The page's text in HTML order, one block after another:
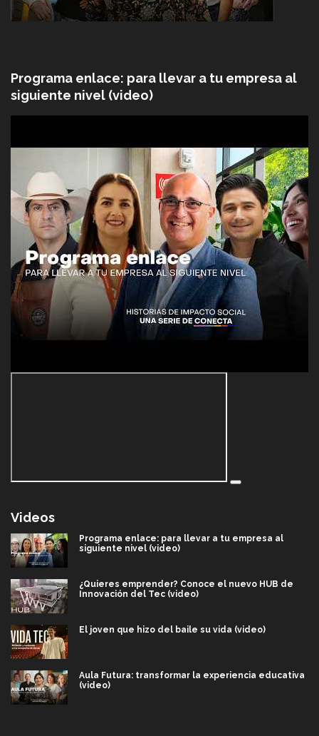
Programa enlace: para llevar a tu empresa al
siguiente nivel (video)
Videos
Programa enlace: para llevar a tu empresa al
siguiente nivel (video)
¿Quieres emprender? Conoce el nuevo HUB de
Innovación del Tec (video)
El joven que hizo del baile su vida (video)
Aula Futura: transformar la experiencia educativa
(video)